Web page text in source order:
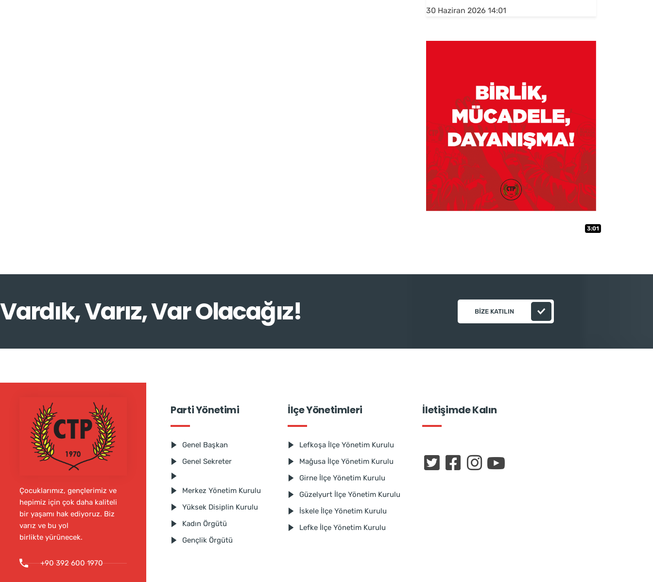
3:01
30 Haziran 2026 14:01
Vardık, Varız, Var Olacağız! BIZE KATILIN
Çocuklarımız, gençlerimiz ve
hepimiz için çok daha kaliteli
bir yaşamı hak ediyoruz. Biz
varız ve bu yol
birlikte yürünecek.
+90 392 600 1970
Parti Yönetimi
Genel Başkan
Genel Sekreter
Merkez Yönetim Kurulu
Yüksek Disiplin Kurulu
Kadın Örgütü
Gençlik Örgütü
İlçe Yönetimleri
Lefkoşa İlçe Yönetim Kurulu
Mağusa İlçe Yönetim Kurulu
Girne İlçe Yönetim Kurulu
Güzelyurt İlçe Yönetim Kurulu
İskele İlçe Yönetim Kurulu
Lefke İlçe Yönetim Kurulu
İletişimde Kalın